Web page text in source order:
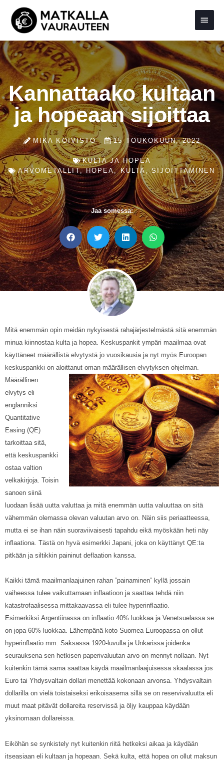
sisältöön
Kannattaako kultaan
ja hopeaan sijoittaa
MIKA KOIVISTO 15 TOUKOKUUN, 2022
KULTA JA HOPEA
ARVOMETALLIT,HOPEA,KULTA ,SIJOITTAMINEN
Jaa somessa:
Mitä enemmän opin meidän nykyisestä rahajärjestelmästä sitä enemmän
minua kiinnostaa kulta ja hopea. Keskuspankit ympäri maailmaa ovat
käyttäneet määrällistä elvytystä jo vuosikausia ja nyt myös Euroopan
keskuspankki on aloittanut oman määrällisen elvytyksen ohjelman.
Määrällinen
elvytys eli
englanniksi
Quantitative
Easing (QE)
tarkoittaa sitä,
että keskuspankki
ostaa valtion
velkakirjoja. Toisin
sanoen siinä
luodaan lisää uutta valuttaa ja mitä enemmän uutta valuuttaa on sitä
vähemmän olemassa olevan valuutan arvo on. Näin siis periaatteessa,
mutta ei se ihan näin suoraviivaisesti tapahdu eikä myöskään heti näy
inflaationa. Tästä on hyvä esimerkki Japani, joka on käyttänyt QE:ta
pitkään ja siltikkin paininut deflaation kanssa.
Kaikki tämä maailmanlaajuinen rahan ”painaminen” kyllä jossain
vaiheessa tulee vaikuttamaan inflaatioon ja saattaa tehdä niin
katastrofaalisessa mittakaavassa eli tulee hyperinflaatio.
Esimerkiksi Argentiinassa on inflaatio 40% luokkaa ja Venetsuelassa se
on jopa 60% luokkaa. Lähempänä koto Suomea Euroopassa on ollut
hyperinflaatio mm. Saksassa 1920-luvulla ja Unkarissa joidenka
seurauksena sen hetkisen paperivaluutan arvo on mennyt nollaan. Nyt
kuitenkin tämä sama saattaa käydä maailmanlaajuisessa skaalassa jos
Euro tai Yhdysvaltain dollari menettää kokonaan arvonsa. Yhdysvaltain
dollarilla on vielä toistaiseksi erikoisasema sillä se on reservivaluutta eli
muut maat pitävät dollareita reservissä ja öljy kauppaa käydään
yksinomaan dollareissa.
Eiköhän se synkistely nyt kuitenkin riitä hetkeksi aikaa ja käydään
itseasiaan eli kultaan ja hopeaan. Sekä kulta, että hopea on ollut maksun